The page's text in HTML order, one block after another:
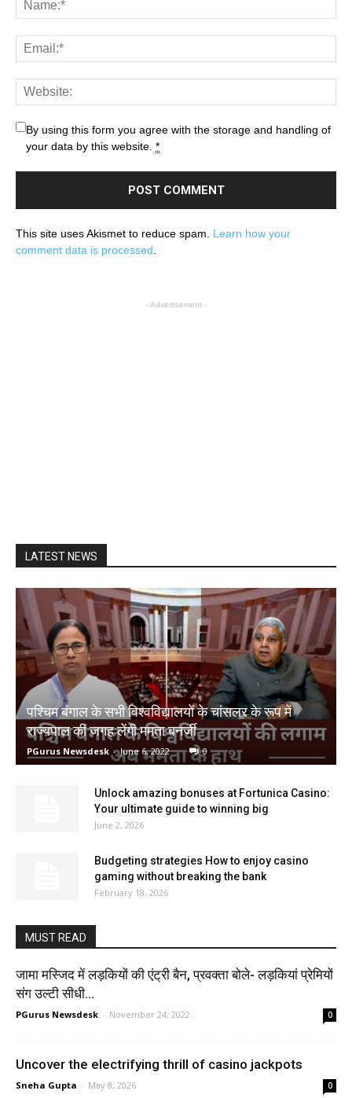
By using this form you agree with the storage and handling of
your data by this website. *
This site uses Akismet to reduce spam. Learn how your
comment data is processed
- Advertisement -
LATEST NEWS
पश्चिम बंगाल के सभी विश्वविद्यालयों के चांसलर के रूप में
राज्यपाल की जगह लेंगी ममता बनर्जी
PGurus Newsdesk - June 6, 2022 0
Unlock amazing bonuses at Fortunica Casino:
Your ultimate guide to winning big
June 2, 2026
Budgeting strategies How to enjoy casino
gaming without breaking the bank
February 18, 2026
MUST READ
जामा मस्जिद में लड़कियों की एंट्री बैन, प्रवक्‍ता बोले- लड़कियां प्रेमियों
संग उल्टी सीधी...
PGurus Newsdesk - November 24, 2022 0
Uncover the electrifying thrill of casino jackpots
Sneha Gupta - May 8, 2026 0